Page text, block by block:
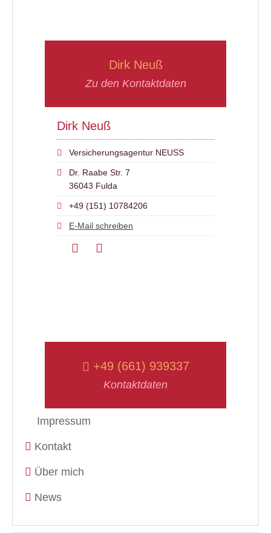
Dirk Neuß
Zu den Kontaktdaten
Dirk Neuß
Versicherungsagentur NEUSS
Dr. Raabe Str. 7
36043 Fulda
+49 (151) 10784206
E-Mail schreiben
+49 (661) 939337
Kontaktdaten
Impressum
Kontakt
Über mich
News